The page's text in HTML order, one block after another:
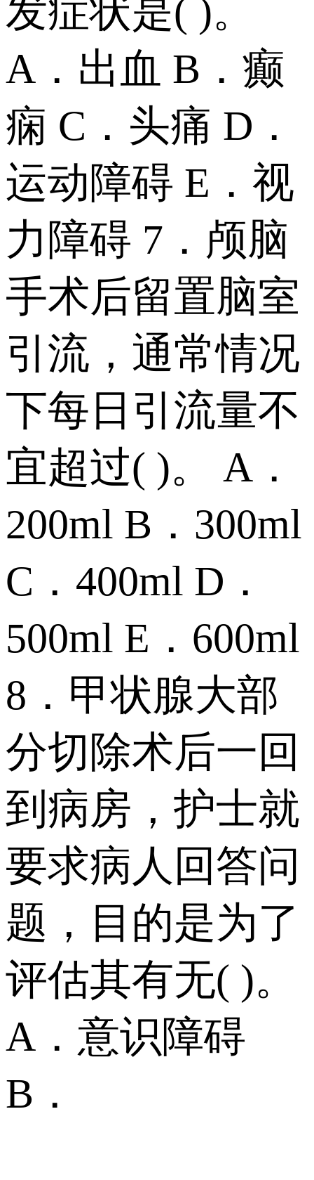
发症状是( )。
A．出血 B．癫
痫 C．头痛 D．
运动障碍 E．视
力障碍 7．颅脑
手术后留置脑室
引流，通常情况
下每日引流量不
宜超过( )。 A．
200ml B．300ml
C．400ml D．
500ml E．600ml
8．甲状腺大部
分切除术后一回
到病房，护士就
要求病人回答问
题，目的是为了
评估其有无( )。
A．意识障碍
B．